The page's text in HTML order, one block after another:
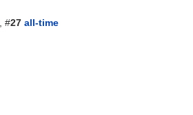
, #27 all-time